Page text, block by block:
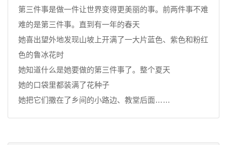
第三件事是做一件让世界变得更美丽的事。前两件事不难
难的是第三件事。直到有一年的春天
她喜出望外地发现山坡上开满了一大片蓝色、紫色和粉红
色的鲁冰花时
她知道什么是她要做的第三件事了。整个夏天
她的口袋里都装满了花种子
她把它们撒在了乡间的小路边、教堂后面……